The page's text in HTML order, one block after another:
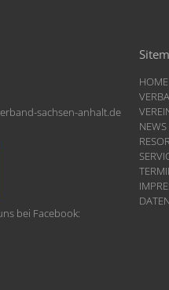
sachsen-anhalt.de
bei Facebook:
HOME
NEWS